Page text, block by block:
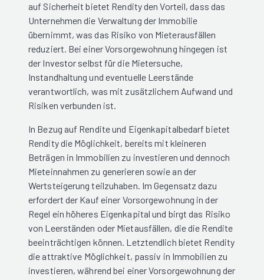
auf Sicherheit bietet Rendity den Vorteil, dass das
Unternehmen die Verwaltung der Immobilie
übernimmt, was das Risiko von Mieterausfällen
reduziert. Bei einer Vorsorgewohnung hingegen ist
der Investor selbst für die Mietersuche,
Instandhaltung und eventuelle Leerstände
verantwortlich, was mit zusätzlichem Aufwand und
Risiken verbunden ist.
In Bezug auf Rendite und Eigenkapitalbedarf bietet
Rendity die Möglichkeit, bereits mit kleineren
Beträgen in Immobilien zu investieren und dennoch
Mieteinnahmen zu generieren sowie an der
Wertsteigerung teilzuhaben. Im Gegensatz dazu
erfordert der Kauf einer Vorsorgewohnung in der
Regel ein höheres Eigenkapital und birgt das Risiko
von Leerständen oder Mietausfällen, die die Rendite
beeinträchtigen können. Letztendlich bietet Rendity
die attraktive Möglichkeit, passiv in Immobilien zu
investieren, während bei einer Vorsorgewohnung der